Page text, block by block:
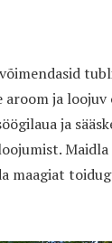
aroom ja
ja
maagiat